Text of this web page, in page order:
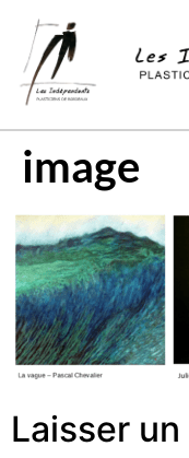
image
Laisser